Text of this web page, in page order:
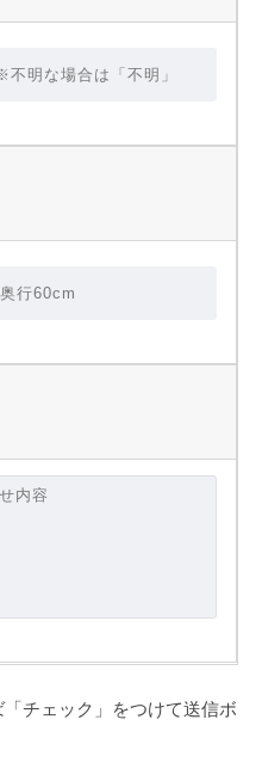
チェック」をつけて送信ボ